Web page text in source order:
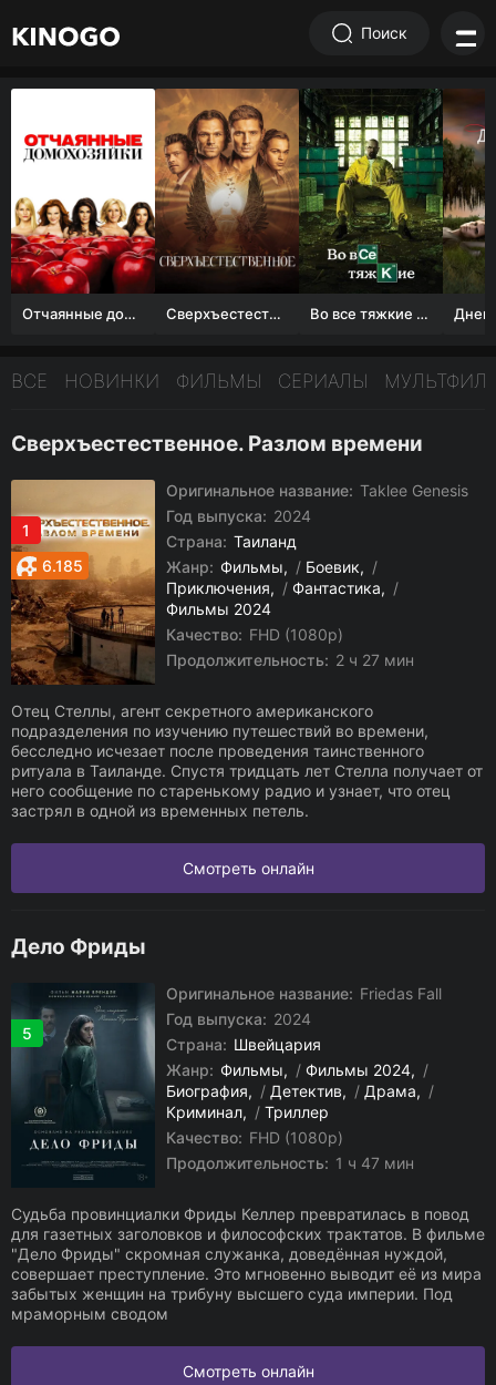
Поиск
Отчаянные домохозяйки (1 сезон) Сверхъестественное Во все тяжкие 1-5 сезон
ВСЕ НОВИНКИ ФИЛЬМЫ СЕРИАЛЫ
Сверхъестественное. Разлом времени
1
6.185
Оригинальное название: Taklee Genesis
Год выпуска: 2024
Страна: Таиланд
Жанр: Фильмы / Боевик
/
Приключения
/ Фантастика
/
Фильмы 2024
Качество: FHD (1080p)
Продолжительность: 2 ч 27 мин
Отец Стеллы, агент секретного американского
подразделения по изучению путешествий во времени,
бесследно исчезает после проведения таинственного
ритуала в Таиланде. Спустя тридцать лет Стелла получает от
него сообщение по старенькому радио и узнает, что отец
застрял в одной из временных петель.
Смотреть онлайн
Дело Фриды
5
Оригинальное название: Friedas Fall
Год выпуска: 2024
Страна: Швейцария
Жанр: Фильмы / Фильмы 2024
/
Биография
/ Детектив / Драма
/
Криминал
/ Триллер
Качество: FHD (1080p)
Продолжительность: 1 ч 47 мин
Судьба провинциалки Фриды Келлер превратилась в повод
для газетных заголовков и философских трактатов. В фильме
"Дело Фриды" скромная служанка, доведённая нуждой,
совершает преступление. Это мгновенно выводит её из мира
забытых женщин на трибуну высшего суда империи. Под
мраморным сводом
Смотреть онлайн